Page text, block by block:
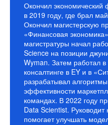
Окончил экономический
в 2019 году, где брал
Окончил магистерскую
«Финансовая
магистратуры начал
Science на позиции
Wyman. Затем работал в
консалтинге в EY и в
разрабатывал
эффективности
командах. В 2022 году
Data Scientist.
помогает улучшать